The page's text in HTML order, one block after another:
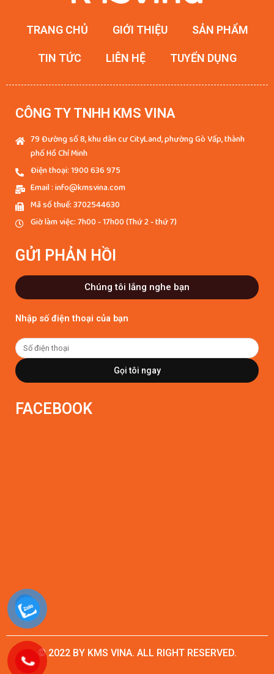
TRANG CHỦ GIỚI THIỆU SẢN PHẨM
TIN TỨC LIÊN HỆ TUYỂN DỤNG
CÔNG TY TNHH KMS VINA
79 Đường số 8, khu dân cư CityLand, phường Gò Vấp, thành
phố Hồ Chí Minh
Điện thoại: 1900 636 975
Email : info@kmsvina.com
Mã số thuế: 3702544630
Giờ làm việc: 7h00 - 17h00 (Thứ 2 - thứ 7)
GỬI PHẢN HỒI
Chúng tôi lắng nghe bạn
Nhập số điện thoại của bạn
Gọi tôi ngay
FACEBOOK
© 2022 BY KMS VINA. ALL RIGHT RESERVED.